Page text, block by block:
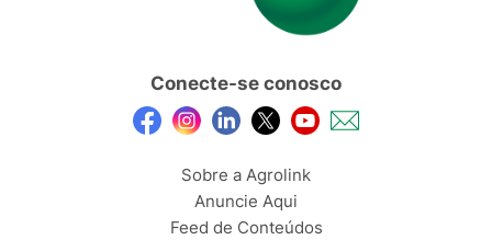
Conecte-se conosco
Sobre a Agrolink
Anuncie Aqui
Feed de Conteúdos